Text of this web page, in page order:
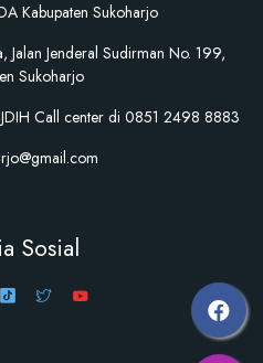
Kabupaten Sukoharjo
Jenderal Sudirman No. 199,
Sukoharjo
Call center di 0851 2498 8883
Sosial